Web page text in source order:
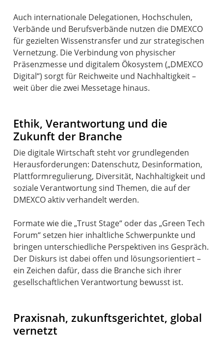
Auch internationale Delegationen, Hochschulen,
Verbände und Berufsverbände nutzen die DMEXCO
für gezielten Wissenstransfer und zur strategischen
Vernetzung. Die Verbindung von physischer
Präsenzmesse und digitalem Ökosystem („DMEXCO
Digital“) sorgt für Reichweite und Nachhaltigkeit –
weit über die zwei Messetage hinaus.
Ethik, Verantwortung und die
Zukunft der Branche
Die digitale Wirtschaft steht vor grundlegenden
Herausforderungen: Datenschutz, Desinformation,
Plattformregulierung, Diversität, Nachhaltigkeit und
soziale Verantwortung sind Themen, die auf der
DMEXCO aktiv verhandelt werden.
Formate wie die „Trust Stage“ oder das „Green Tech
Forum“ setzen hier inhaltliche Schwerpunkte und
bringen unterschiedliche Perspektiven ins Gespräch.
Der Diskurs ist dabei offen und lösungsorientiert –
ein Zeichen dafür, dass die Branche sich ihrer
gesellschaftlichen Verantwortung bewusst ist.
Praxisnah, zukunftsgerichtet, global
vernetzt